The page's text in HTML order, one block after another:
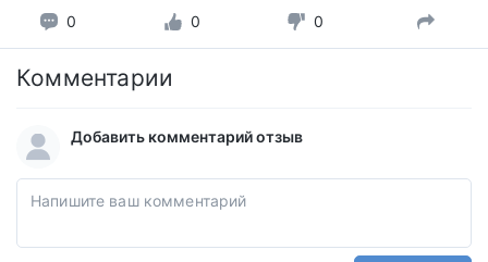
0 0 0
Комментарии
Добавить комментарий отзыв